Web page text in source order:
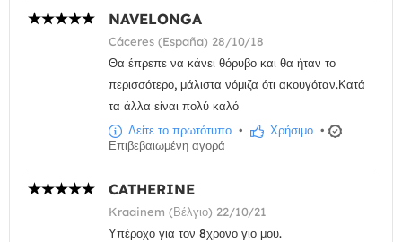
NAVELONGA
Cáceres (España) 28/10/18
Θα έπρεπε να κάνει θόρυβο και θα ήταν το
περισσότερο, μάλιστα νόμιζα ότι ακουγόταν.Κατά
τα άλλα είναι πολύ καλό
Δείτε το πρωτότυπο • Χρήσιμο •
Επιβεβαιωμένη αγορά
CATHERINE
Kraainem (Βέλγιο) 22/10/21
Υπέροχο για τον 8χρονο γιο μου.